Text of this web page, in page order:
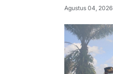
Agustus 04, 2026